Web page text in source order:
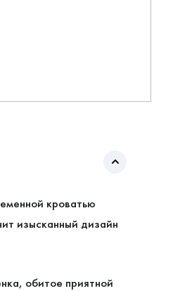
кроватью
изысканный дизайн
обитое приятной